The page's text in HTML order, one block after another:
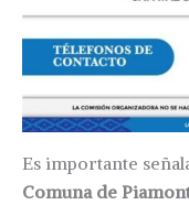
Es importante
Comuna de